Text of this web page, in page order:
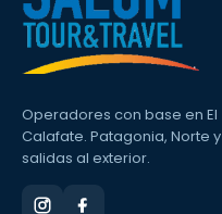
Operadores con base en El
Calafate. Patagonia, Norte y
salidas al exterior.